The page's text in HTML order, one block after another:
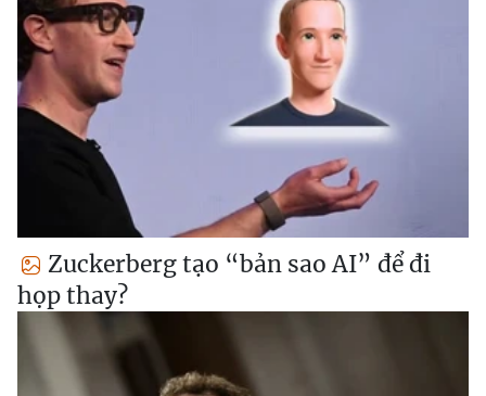
Zuckerberg tạo “bản sao AI” để đi
họp thay?